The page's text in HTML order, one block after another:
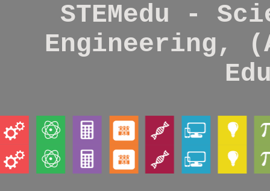
STEMedu -
Engineering,